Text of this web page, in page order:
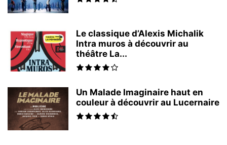
Le classique d’Alexis Michalik
Intra muros à découvrir au
théâtre La...
Un Malade Imaginaire haut en
couleur à découvrir au Lucernaire